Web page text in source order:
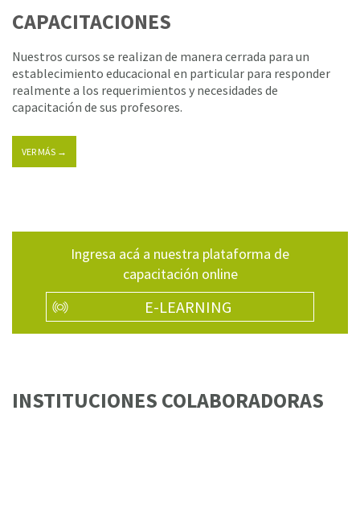
CAPACITACIONES
Nuestros cursos se realizan de manera cerrada para un
establecimiento educacional en particular para responder
realmente a los requerimientos y necesidades de
capacitación de sus profesores.
VER MÁS →
Ingresa acá a nuestra plataforma de
capacitación online
E-LEARNING
INSTITUCIONES COLABORADORAS